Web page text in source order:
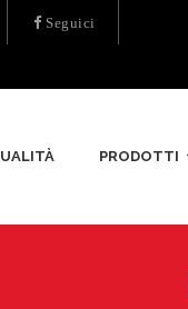
Seguici
PRODOTTI